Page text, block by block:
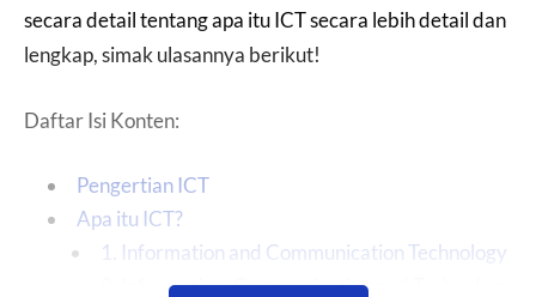
secara detail tentang apa itu ICT secara lebih detail dan
lengkap, simak ulasannya berikut!
Daftar Isi Konten:
Pengertian ICT
Apa itu ICT?
1. Information and Communication Technology
2. Information, Communication and Technology